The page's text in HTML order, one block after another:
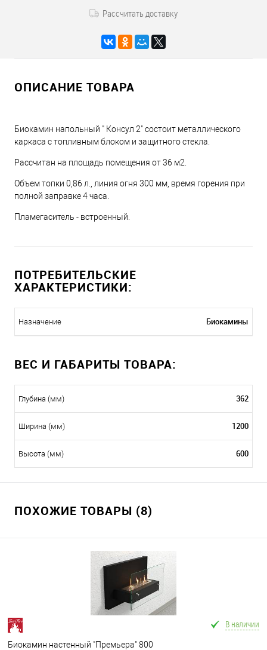
Рассчитать доставку
ОПИСАНИЕ ТОВАРА
Биокамин напольный " Консул 2" состоит металлического
каркаса с топливным блоком и защитного стекла.
Рассчитан на площадь помещения от 36 м2.
Объем топки 0,86 л., линия огня 300 мм, время горения при
полной заправке 4 часа.
Пламегаситель - встроенный.
ПОТРЕБИТЕЛЬСКИЕ
ХАРАКТЕРИСТИКИ:
Назначение Биокамины
ВЕС И ГАБАРИТЫ ТОВАРА:
Глубина (мм) 362
Ширина (мм) 1200
Высота (мм) 600
ПОХОЖИЕ ТОВАРЫ (8)
В наличии
Биокамин настенный "Премьера" 800